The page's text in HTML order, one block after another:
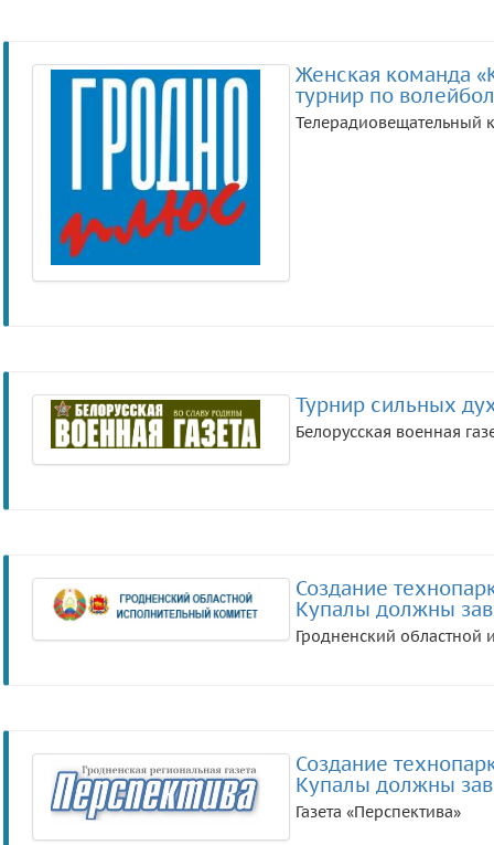
Женская команда
турнир по
Телерадиовещательный
Турнир сильных
Белорусская военная
Создание
Купалы должны
Гродненский областной
Создание
Купалы должны
Газета «Перспектива»